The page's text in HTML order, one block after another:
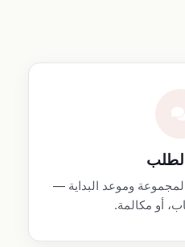
وموعد البداية —
أو مكالمة.